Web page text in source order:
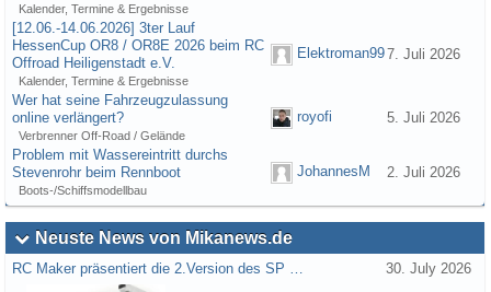
Kalender, Termine & Ergebnisse
[12.06.-14.06.2026] 3ter Lauf
HessenCup OR8 / OR8E 2026 beim RC
Offroad Heiligenstadt e.V.
Kalender, Termine & Ergebnisse
Elektroman997. Juli 2026
Wer hat seine Fahrzeugzulassung
online verlängert?
Verbrenner Off-Road / Gelände
royofi 5. Juli 2026
Problem mit Wassereintritt durchs
Stevenrohr beim Rennboot
Boots-/Schiffsmodellbau
JohannesM 2. Juli 2026
Neuste News von Mikanews.de
RC Maker präsentiert die 2.Version des SP … 30. July 2026